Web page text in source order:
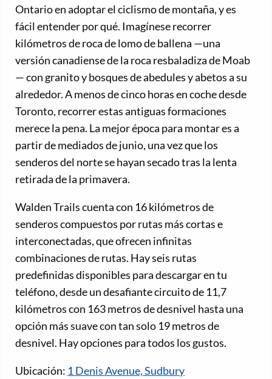
Ontario en adoptar el ciclismo de montaña, y es
fácil entender por qué. Imagínese recorrer
kilómetros de roca de lomo de ballena —una
versión canadiense de la roca resbaladiza de Moab
— con granito y bosques de abedules y abetos a su
alrededor. A menos de cinco horas en coche desde
Toronto, recorrer estas antiguas formaciones
merece la pena. La mejor época para montar es a
partir de mediados de junio, una vez que los
senderos del norte se hayan secado tras la lenta
retirada de la primavera.
Walden Trails cuenta con 16 kilómetros de
senderos compuestos por rutas más cortas e
interconectadas, que ofrecen infinitas
combinaciones de rutas. Hay seis rutas
predefinidas disponibles para descargar en tu
teléfono, desde un desafiante circuito de 11,7
kilómetros con 163 metros de desnivel hasta una
opción más suave con tan solo 19 metros de
desnivel. Hay opciones para todos los gustos.
Ubicación: 1 Denis Avenue, Sudbury